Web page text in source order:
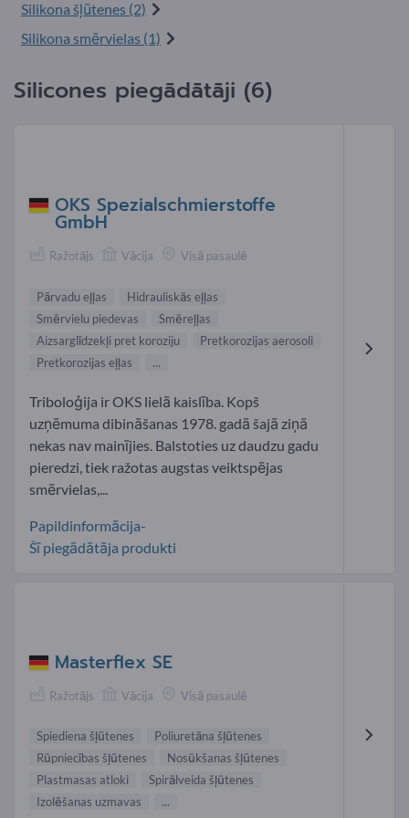
Silikona šļūtenes (2)
Silikona smērvielas (1)
Silicones piegādātāji (6)
OKS Spezialschmierstoffe
GmbH
Ražotājs Vācija Visā pasaulē
Pārvadu eļļas
Hidrauliskās eļļas
Smērvielu piedevas
Smēreļļas
Aizsarglīdzekļi pret koroziju
Pretkorozijas aerosoli
Pretkorozijas eļļas
...
Triboloģija ir OKS lielā kaislība. Kopš
uzņēmuma dibināšanas 1978. gadā šajā ziņā
nekas nav mainījies. Balstoties uz daudzu gadu
pieredzi, tiek ražotas augstas veiktspējas
smērvielas,...
Papildinformācija-
Šī piegādātāja produkti
Masterflex SE
Ražotājs Vācija Visā pasaulē
Spiediena šļūtenes
Poliuretāna šļūtenes
Rūpniecības šļūtenes
Nosūkšanas šļūtenes
Plastmasas atloki
Spirālveida šļūtenes
Izolēšanas uzmavas
...